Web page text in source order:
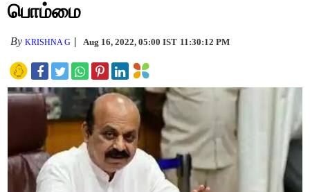
பொம்மை
ByKRISHNA G Aug 16, 2022, 05:00 IST 11:30:12 PM